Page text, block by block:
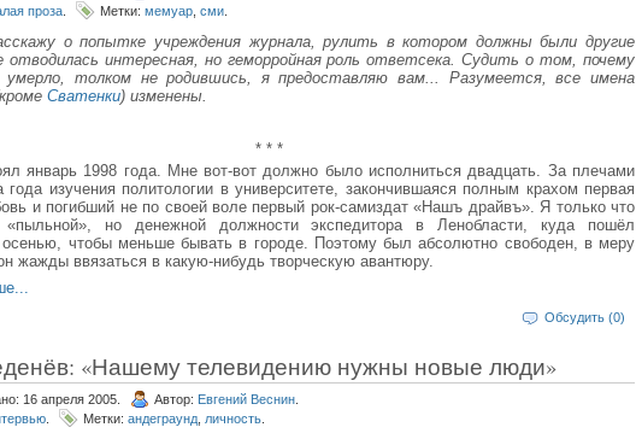
проза Метки: мемуар сми
о попытке учреждения журнала, рулить в котором должны были другие
интересная, но геморройная роль ответсека. Судить о том, почему
умерло, толком не родившись, я предоставляю вам... Разумеется, все имена
Сватенки) изменены.
* * *
январь 1998 года. Мне вот-вот должно было исполниться двадцать. За плечами
года изучения политологии в университете, закончившаяся полным крахом первая
и погибший не по своей воле первый рок-самиздат «Нашъ драйвъ». Я только что
но денежной должности экспедитора в Ленобласти, куда пошёл
чтобы меньше бывать в городе. Поэтому был абсолютно свободен, в меру
жажды ввязаться в какую-нибудь творческую авантюру.
Обсудить (0)
«Нашему телевидению нужны новые люди»
16 апреля 2005. Автор: Евгений Веснин
Метки: андеграунд личность